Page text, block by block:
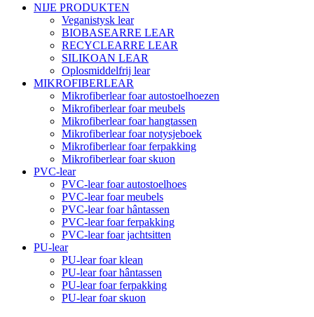
NIJE PRODUKTEN
Veganistysk lear
BIOBASEARRE LEAR
RECYCLEARRE LEAR
SILIKOAN LEAR
Oplosmiddelfrij lear
MIKROFIBERLEAR
Mikrofiberlear foar autostoelhoezen
Mikrofiberlear foar meubels
Mikrofiberlear foar hangtassen
Mikrofiberlear foar notysjeboek
Mikrofiberlear foar ferpakking
Mikrofiberlear foar skuon
PVC-lear
PVC-lear foar autostoelhoes
PVC-lear foar meubels
PVC-lear foar hântassen
PVC-lear foar ferpakking
PVC-lear foar jachtsitten
PU-lear
PU-lear foar klean
PU-lear foar hântassen
PU-lear foar ferpakking
PU-lear foar skuon